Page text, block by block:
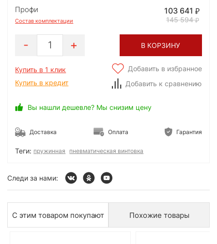
Профи
Состав комплектации
103 641
145 594
1 В КОРЗИНУ
Купить в 1 клик
Купить в кредит
Добавить в избранное
Добавить к сравнению
Вы нашли дешевле? Мы снизим цену
Доставка Оплата Гарантия
Теги: пружинная пневматическая винтовка
Следи за нами:
С этим товаром покупают Похожие товары